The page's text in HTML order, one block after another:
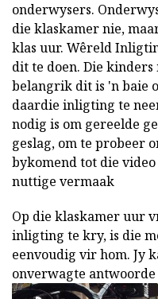
onderwysers.
die klaskamer nie,
klas uur. Wêreld
dit te doen. Die
belangrik dit is 'n baie
daardie inligting te
nodig is om gereelde
geslag, om te probeer
bykomend tot die
nuttige vermaak
Op die klaskamer uur
inligting te kry, is die
eenvoudig vir hom. Jy
onverwagte antwoorde